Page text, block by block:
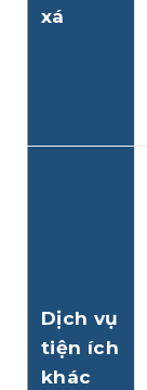
xá
Dịch vụ
tiện ích
khác